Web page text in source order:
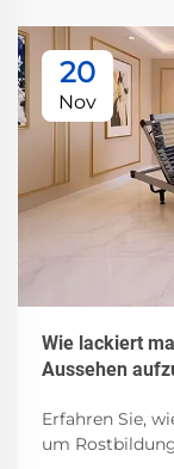
20
Nov
Wie lackiert
Aussehen
Erfahren Sie,
um